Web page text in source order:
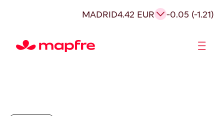
MADRID4.42 EUR -0.05 (-1.21)